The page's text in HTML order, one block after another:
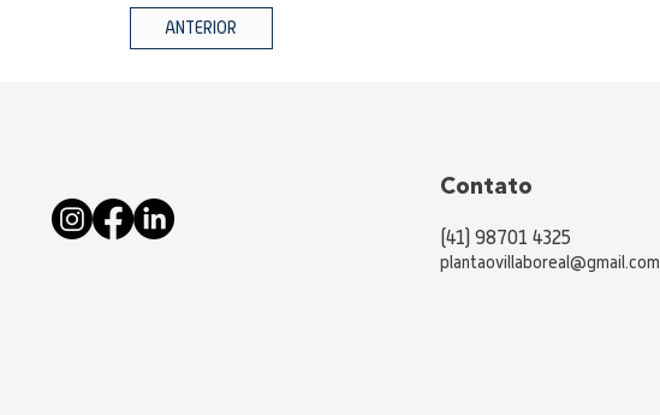
ANTERIOR
Contato
(41) 98701 4325
plantaovillaboreal@gmail.com